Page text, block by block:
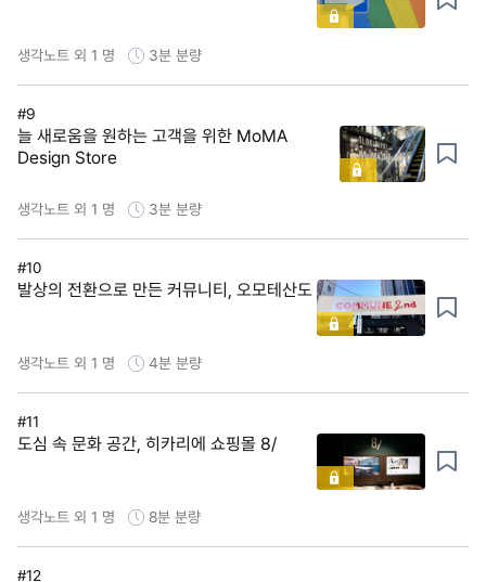
생각노트 외 1 명 3분 분량
#9
늘 새로움을 원하는 고객을 위한 MoMA
Design Store
생각노트 외 1 명 3분 분량
#10
발상의 전환으로 만든 커뮤니티, 오모테산도
생각노트 외 1 명 4분 분량
#11
도심 속 문화 공간, 히카리에 쇼핑몰 8/
생각노트 외 1 명 8분 분량
#12